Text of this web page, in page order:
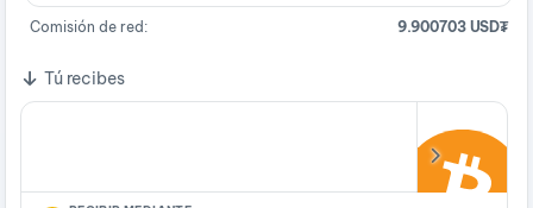
Comisión de red: 9.900703 USD₮
Tú recibes